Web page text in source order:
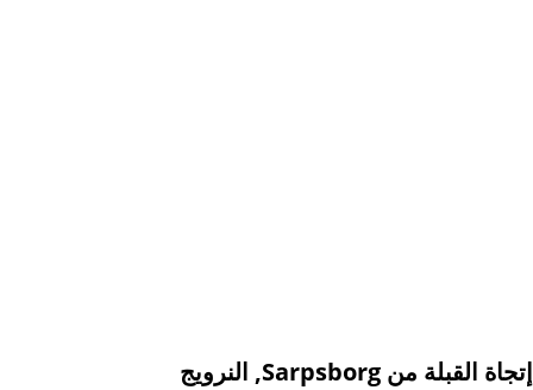
إتجاة القبلة من Sarpsborg, النرويج